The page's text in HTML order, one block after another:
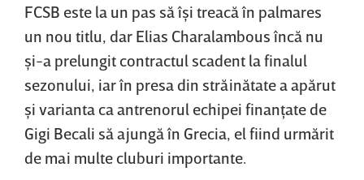
FCSB este la un pas să îşi treacă în palmares
un nou titlu, dar Elias Charalambous încă nu
şi-a prelungit contractul scadent la finalul
sezonului, iar în presa din străinătate a apărut
şi varianta ca antrenorul echipei finanţate de
Gigi Becali să ajungă în Grecia, el fiind urmărit
de mai multe cluburi importante.